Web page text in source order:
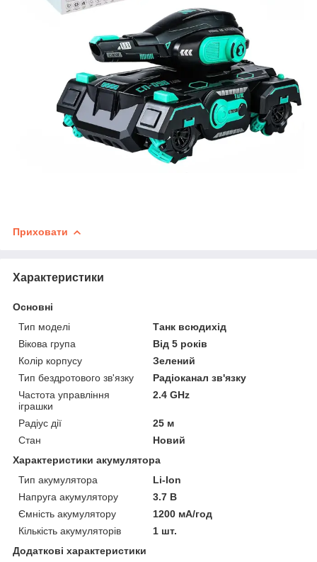
Приховати
Характеристики
Основні
Тип моделі
Танк всюдихід
Вікова група
Від 5 років
Колір корпусу
Зелений
Тип бездротового зв'язку
Радіоканал зв'язку
Частота управління
іграшки
2.4 GHz
Радіус дії
25 м
Стан
Новий
Характеристики акумулятора
Тип акумулятора
Li-Ion
Напруга акумулятору
3.7 В
Ємність акумулятору
1200 мА/год
Кількість акумуляторів
1 шт.
Додаткові характеристики